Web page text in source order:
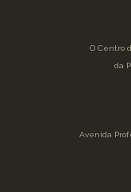
O Centro
da
Avenida